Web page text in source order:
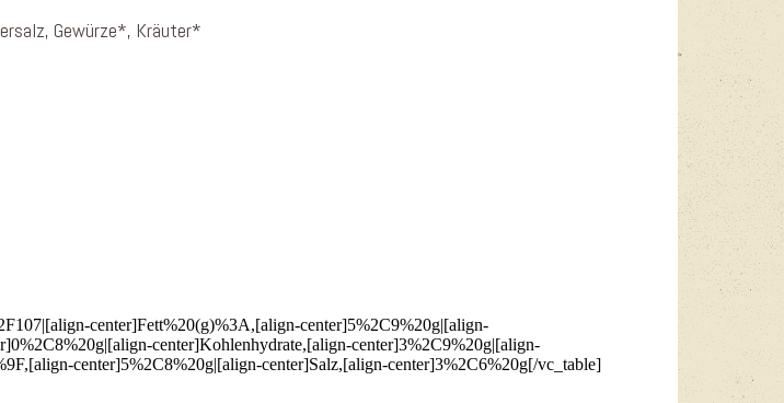
Gewürze*, Kräuter*
center]Fett%20(g)%3A,[align-center]5%2C9%20g|[align-
center]Kohlenhydrate,[align-center]3%2C9%20g|[align-
center]5%2C8%20g|[align-center]Salz,[align-center]3%2C6%20g[/vc_table]